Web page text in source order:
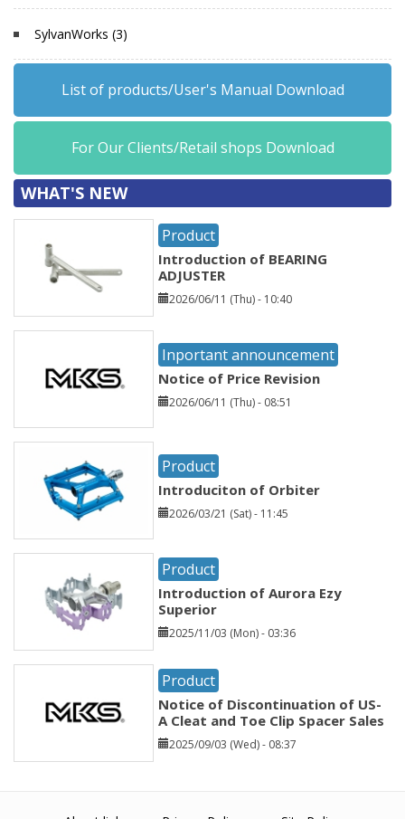
SylvanWorks (3)
List of products/User's Manual Download
For Our Clients/Retail shops Download
WHAT'S NEW
Product
Introduction of BEARING
ADJUSTER
2026/06/11 (Thu) - 10:40
Inportant announcement
Notice of Price Revision
2026/06/11 (Thu) - 08:51
Product
Introduciton of Orbiter
2026/03/21 (Sat) - 11:45
Product
Introduction of Aurora Ezy
Superior
2025/11/03 (Mon) - 03:36
Product
Notice of Discontinuation of US-
A Cleat and Toe Clip Spacer Sales
2025/09/03 (Wed) - 08:37